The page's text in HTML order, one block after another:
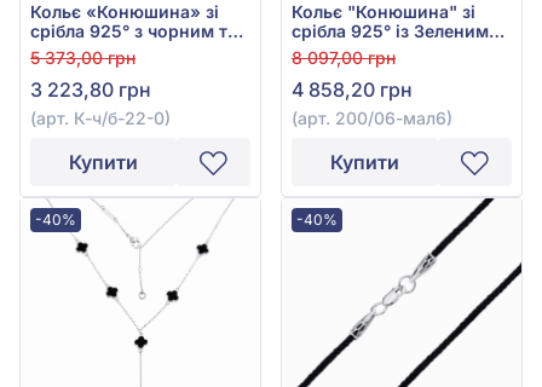
Кольє «Конюшина» зі
срібла 925° з чорним та
білим фіанітом/
куб.цирконієм, арт. К-ч/
б-22-0
5 373,00 грн
3 223,80 грн
(арт. К-ч/б-22-0)
Купити
Кольє "Конюшина" зі
срібла 925° із Зеленим
Малахітом, арт. 200/06-
мал6
8 097,00 грн
4 858,20 грн
(арт. 200/06-мал6)
Купити
-40% -40%